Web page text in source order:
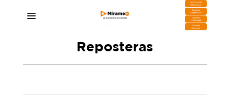
DESCARGA
MIRAPLAY
Buzón de
Sugerencias
Contratar
Publicidad
Contacto
Comercial
Reposteras